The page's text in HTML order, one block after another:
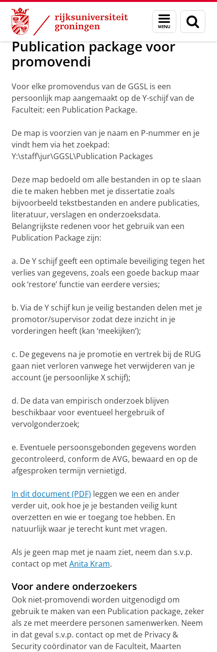
Skip
Content
Skip
Navigation
Menu
en
zoeken
Over ons Wetenschappelijke integriteit
Publication package voor
promovendi
Voor elke promovendus van de GGSL is een
persoonlijk map aangemaakt op de Y-schijf van de
Faculteit: een Publication Package.
De map is voorzien van je naam en P-nummer en je
vindt hem via het zoekpad:
Y:\staff\jur\GGSL\Publication Packages
Deze map bedoeld om alle bestanden in op te slaan
die te maken hebben met je dissertatie zoals
bijvoorbeeld tekstbestanden en andere publicaties,
literatuur, verslagen en onderzoeksdata.
Belangrijkste redenen voor het gebruik van een
Publication Package zijn:
a. De Y schijf geeft een optimale beveiliging tegen het
verlies van gegevens, zoals een goede backup maar
ook ‘restore’ functie van eerdere versies;
b. Via de Y schijf kun je veilig bestanden delen met je
promotor/supervisor zodat deze inzicht in je
vorderingen heeft (kan ‘meekijken’);
c. De gegevens na je promotie en vertrek bij de RUG
gaan niet verloren vanwege het verwijderen van je
account (je persoonlijke X schijf);
d. De data van empirisch onderzoek blijven
beschikbaar voor eventueel hergebruik of
vervolgonderzoek;
e. Eventuele persoonsgebonden gegevens worden
gecontroleerd, conform de AVG, bewaard en op de
afgesproken termijn vernietigd.
In dit document (PDF) leggen we een en ander
verder uit, ook hoe je je bestanden veilig kunt
overzetten en wie er toegang toe hebben. En
natuurlijk waar je terecht kunt met vragen.
Als je geen map met je naam ziet, neem dan s.v.p.
contact op metAnita Kram.
Voor andere onderzoekers
Ook niet-promovendi worden uitgenodigd om
gebruik te maken van een Publication package, zeker
als ze met meerdere personen samenwerken. Neem
in dat geval s.v.p. contact op met de Privacy &
Security coördinator van de Faculteit, Maarten